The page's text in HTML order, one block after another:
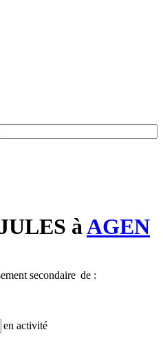
àAGEN
secondaire de :
en activité